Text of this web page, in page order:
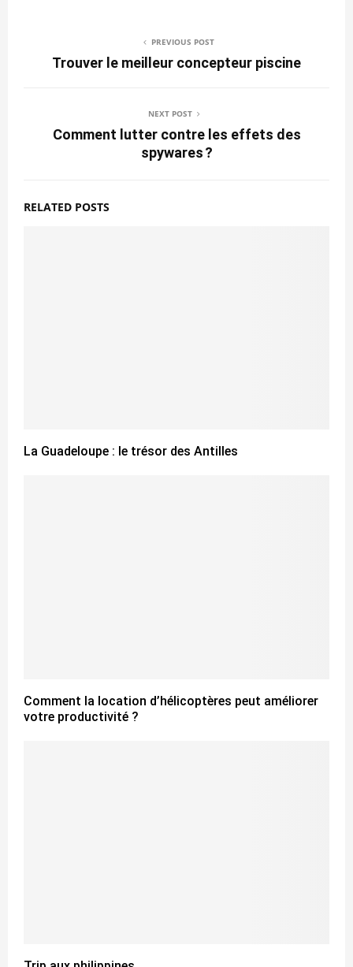
PREVIOUS POST
Trouver le meilleur concepteur piscine
NEXT POST
Comment lutter contre les effets des
spywares ?
RELATED POSTS
La Guadeloupe : le trésor des Antilles
Comment la location d’hélicoptères peut améliorer
votre productivité ?